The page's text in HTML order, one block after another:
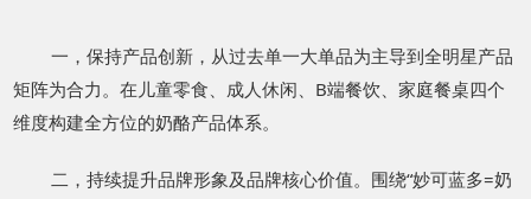
一，保持产品创新，从过去单一大单品为主导到全明星产品
矩阵为合力。在儿童零食、成人休闲、 B端餐饮、家庭餐桌四个
维度构建全方位的奶酪产品体系。
二，持续提升品牌形象及品牌核心价值。围绕“妙可蓝多=奶